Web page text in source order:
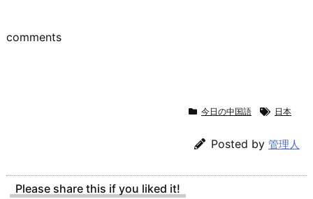
comments
今日の中国語 日本
Posted by 管理人
Please share this if you liked it!